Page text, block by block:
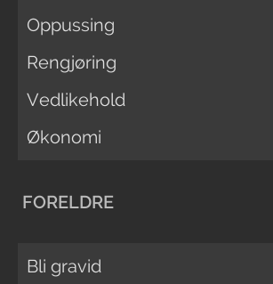
Oppussing
Rengjøring
Vedlikehold
Økonomi
FORELDRE
Bli gravid